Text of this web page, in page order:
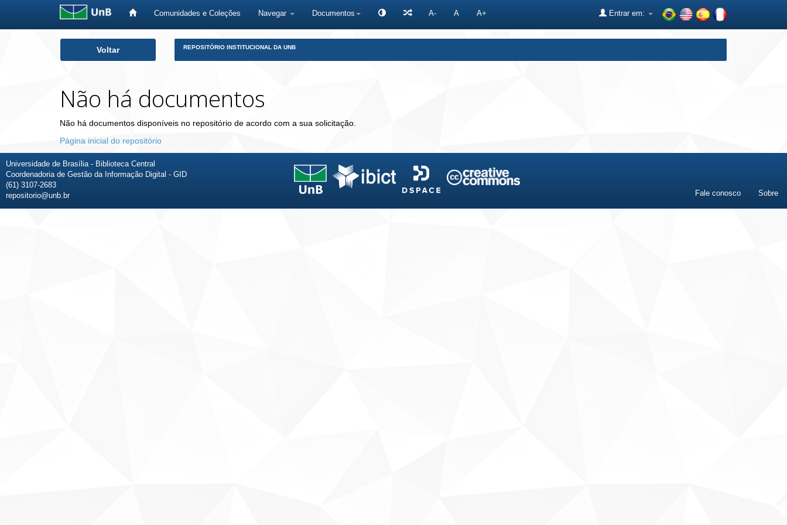
Comunidades e Coleções Navegar Documentos A- A A+ Entrar em:
Voltar REPOSITÓRIO INSTITUCIONAL DA UNB
Não há documentos
Não há documentos disponíveis no repositório de acordo com a sua solicitação.
Página inicial do repositório
Universidade de Brasília - Biblioteca Central
Coordenadoria de Gestão da Informação Digital - GID
(61) 3107-2683
repositorio@unb.br
Fale conosco Sobre